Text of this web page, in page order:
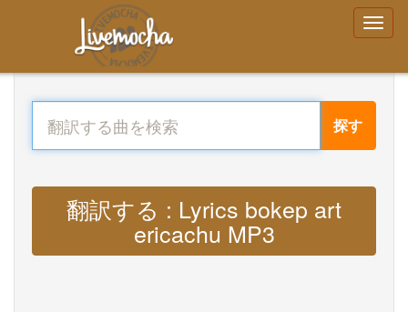
探す
翻訳する : Lyrics bokep art
ericachu MP3